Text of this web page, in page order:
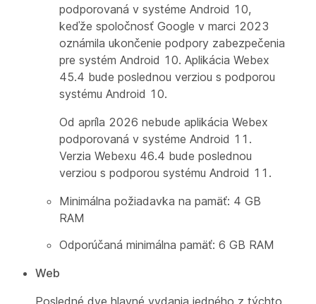
podporovaná v systéme Android 10,
keďže spoločnosť Google v marci 2023
oznámila ukončenie podpory zabezpečenia
pre systém Android 10. Aplikácia Webex
45.4 bude poslednou verziou s podporou
systému Android 10.
Od apríla 2026 nebude aplikácia Webex
podporovaná v systéme Android 11.
Verzia Webexu 46.4 bude poslednou
verziou s podporou systému Android 11.
Minimálna požiadavka na pamäť: 4 GB
RAM
Odporúčaná minimálna pamäť: 6 GB RAM
Web
Posledné dve hlavné vydania jedného z týchto